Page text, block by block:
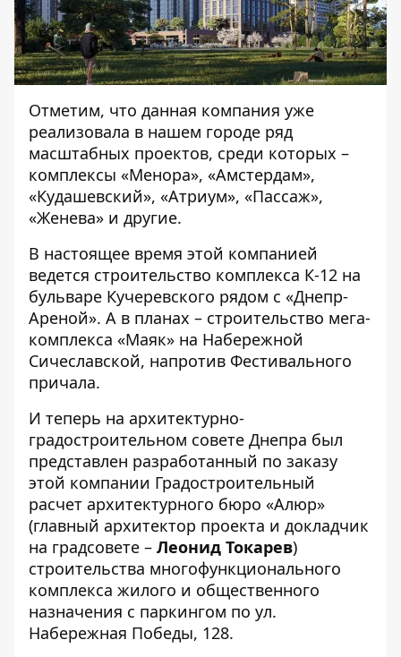
Отметим, что данная компания уже
реализовала в нашем городе ряд
масштабных проектов, среди которых –
комплексы «Менора», «Амстердам»,
«Кудашевский», «Атриум», «Пассаж»,
«Женева» и другие.
В настоящее время этой компанией
ведется строительство комплекса К-12 на
бульваре Кучеревского рядом с «Днепр-
Ареной». А в планах – строительство мега-
комплекса «Маяк» на Набережной
Сичеславской, напротив Фестивального
причала.
И теперь на архитектурно-
градостроительном совете Днепра был
представлен разработанный по заказу
этой компании Градостроительный
расчет архитектурного бюро «Алюр»
(главный архитектор проекта и докладчик
на градсовете – Леонид Токарев)
строительства многофункционального
комплекса жилого и общественного
назначения с паркингом по ул.
Набережная Победы, 128.